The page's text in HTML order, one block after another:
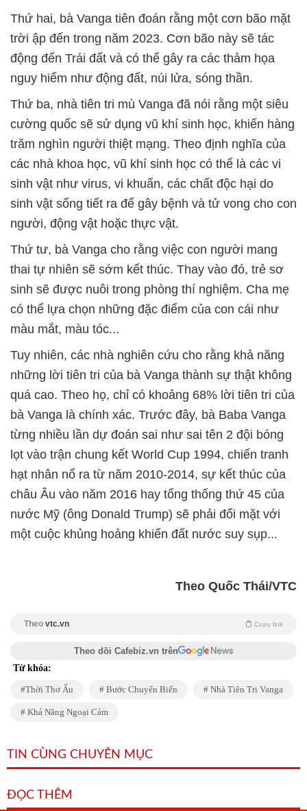
Thứ hai, bà Vanga tiên đoán rằng một cơn bão mặt
trời ập đến trong năm 2023. Cơn bão này sẽ tác
động đến Trái đất và có thể gây ra các thảm họa
nguy hiểm như động đất, núi lửa, sóng thần.
Thứ ba, nhà tiên tri mù Vanga đã nói rằng một siêu
cường quốc sẽ sử dụng vũ khí sinh học, khiến hàng
trăm nghìn người thiệt mạng. Theo định nghĩa của
các nhà khoa học, vũ khí sinh học có thể là các vi
sinh vật như virus, vi khuẩn, các chất độc hại do
sinh vật sống tiết ra để gây bệnh và tử vong cho con
người, động vật hoặc thực vật.
Thứ tư, bà Vanga cho rằng việc con người mang
thai tự nhiên sẽ sớm kết thúc. Thay vào đó, trẻ sơ
sinh sẽ được nuôi trong phòng thí nghiệm. Cha mẹ
có thể lựa chọn những đặc điểm của con cái như
màu mắt, màu tóc...
Tuy nhiên, các nhà nghiên cứu cho rằng khả năng
những lời tiên tri của bà Vanga thành sự thật không
quá cao. Theo họ, chỉ có khoảng 68% lời tiên tri của
bà Vanga là chính xác. Trước đây, bà Baba Vanga
từng nhiều lần dự đoán sai như sai tên 2 đội bóng
lọt vào trận chung kết World Cup 1994, chiến tranh
hạt nhân nổ ra từ năm 2010-2014, sự kết thúc của
châu Âu vào năm 2016 hay tổng thống thứ 45 của
nước Mỹ (ông Donald Trump) sẽ phải đối mặt với
một cuộc khủng hoảng khiến đất nước suy sụp...
Theo Quốc Thái/VTC
Theo vtc.vn Copy link
Theo dõi Cafebiz.vn trên
Từ khóa:
Thời Thơ Ấu Bước Chuyển Biến Nhà Tiên Tri Vanga
Khả Năng Ngoại Cảm
TIN CÙNG CHUYÊN MỤC
ĐỌC THÊM